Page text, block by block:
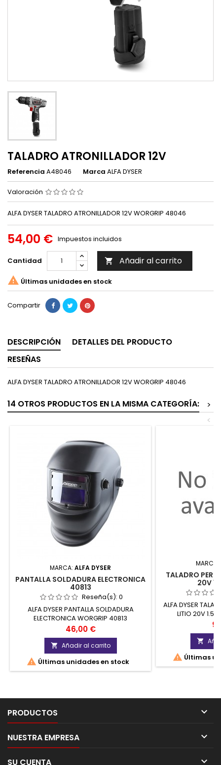
TALADRO ATRONILLADOR 12V
Referencia A48046 Marca ALFA DYSER
Valoración
ALFA DYSER TALADRO ATRONILLADOR 12V WORGRIP 48046
54,00 € Impuestos incluidos
Cantidad  Añadir al carrito
 Últimas unidades en stock
Compartir
DESCRIPCIÓN
DETALLES DEL PRODUCTO
RESEÑAS
ALFA DYSER TALADRO ATRONILLADOR 12V WORGRIP 48046
14 OTROS PRODUCTOS EN LA MISMA CATEGORÍA:
>
<
MARCA: ALFA DYSER
PANTALLA SOLDADURA ELECTRONICA
40813
Reseña(s): 0
ALFA DYSER PANTALLA SOLDADURA
ELECTRONICA WORGRIP 40813
Precio
46,00 €
 Añadir al carrito
 Últimas unidades en stock
MARCA:
TALADRO
20V
ALFA DYSER
LITIO 20V

 Últimas
PRODUCTOS 
NUESTRA EMPRESA 
SU CUENTA 